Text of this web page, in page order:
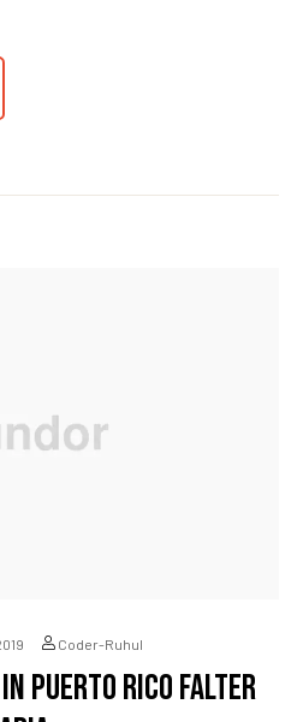
Coder-Ruhul
Puerto Rico falter